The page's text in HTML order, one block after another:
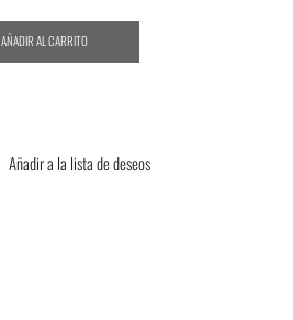
AÑADIR AL CARRITO
Añadir a la lista de deseos